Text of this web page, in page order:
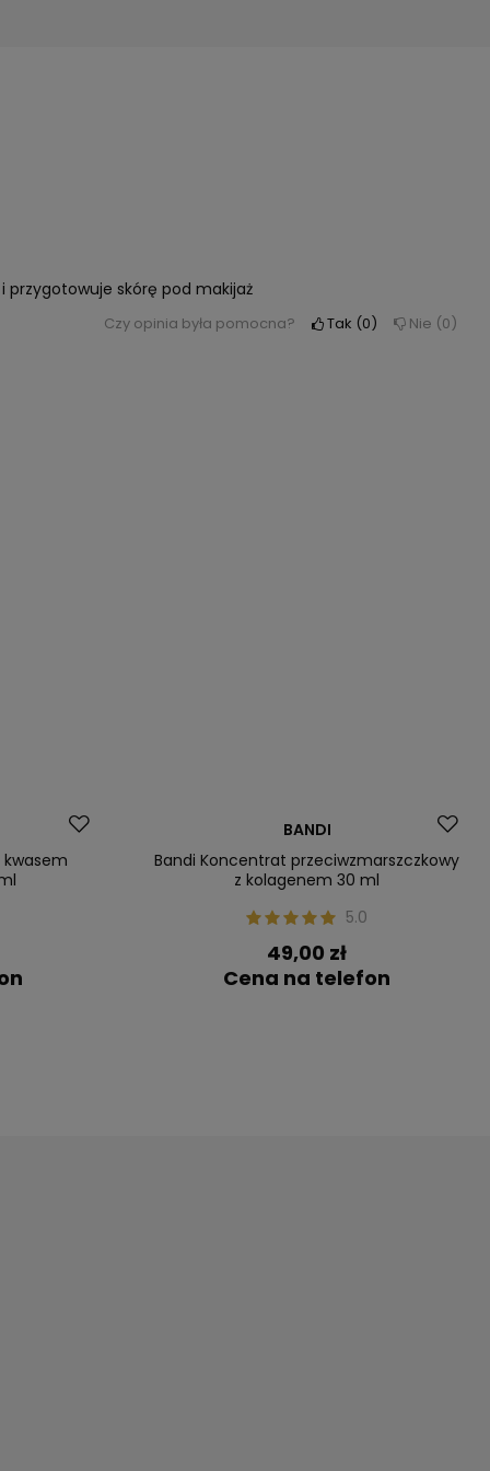
przygotowuje skórę pod makijaż
Czy opinia była pomocna? Tak 0 Nie 0
kwasem
BANDI
Bandi Koncentrat przeciwzmarszczkowy
z kolagenem 30 ml
5.0
49,00 zł
Cena na telefon